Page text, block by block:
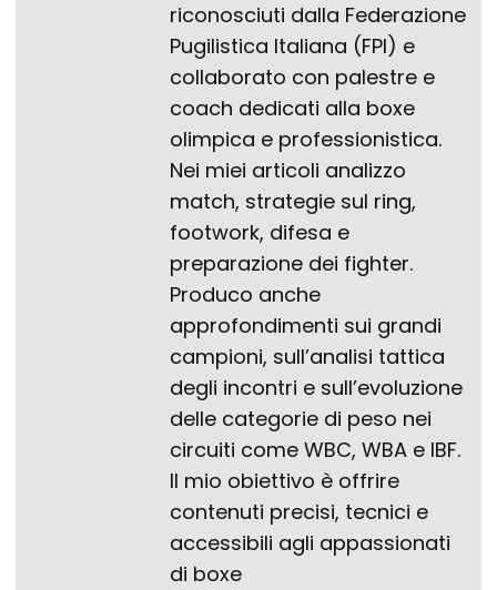
riconosciuti dalla Federazione
Pugilistica Italiana (FPI) e
collaborato con palestre e
coach dedicati alla boxe
olimpica e professionistica.
Nei miei articoli analizzo
match, strategie sul ring,
footwork, difesa e
preparazione dei fighter.
Produco anche
approfondimenti sui grandi
campioni, sull’analisi tattica
degli incontri e sull’evoluzione
delle categorie di peso nei
circuiti come WBC, WBA e IBF.
Il mio obiettivo è offrire
contenuti precisi, tecnici e
accessibili agli appassionati
di boxe